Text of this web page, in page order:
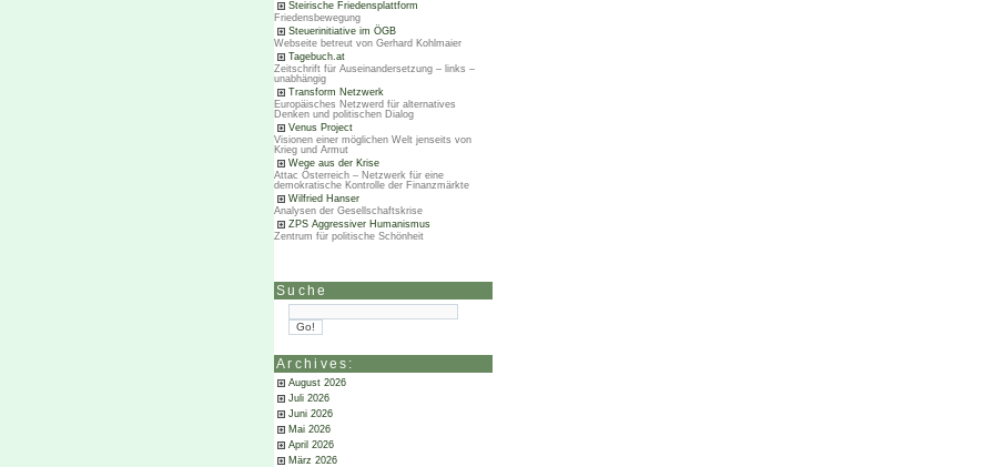
Steirische Friedensplattform
Friedensbewegung
Steuerinitiative im ÖGB
Webseite betreut von Gerhard Kohlmaier
Tagebuch.at
Zeitschrift für Auseinandersetzung – links –
unabhängig
Transform Netzwerk
Europäisches Netzwerd für alternatives
Denken und politischen Dialog
Venus Project
Visionen einer möglichen Welt jenseits von
Krieg und Armut
Wege aus der Krise
Attac Österreich – Netzwerk für eine
demokratische Kontrolle der Finanzmärkte
Wilfried Hanser
Analysen der Gesellschaftskrise
ZPS Aggressiver Humanismus
Zentrum für politische Schönheit
Suche
Archives:
August 2026
Juli 2026
Juni 2026
Mai 2026
April 2026
März 2026